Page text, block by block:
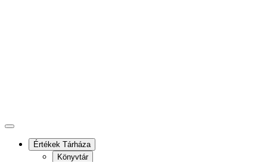
Értékek Tárháza
Könyvtár